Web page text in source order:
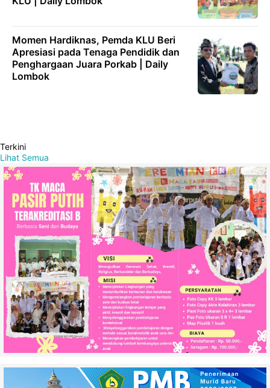
Momen Hardiknas, Pemda KLU Beri
Apresiasi pada Tenaga Pendidik dan
Penghargaan Juara Porkab | Daily
Lombok
Terkini
Lihat Semua